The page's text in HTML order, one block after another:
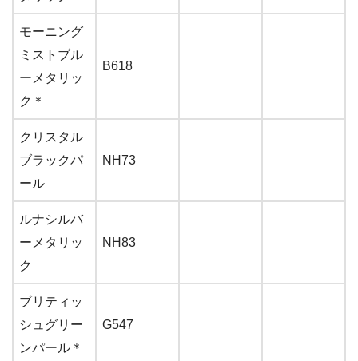
モーニング
ミストブル
ーメタリッ
ク＊
B618
クリスタル
ブラックパ
ール
NH73
ルナシルバ
ーメタリッ
ク
NH83
ブリティッ
シュグリー
ンパール＊
G547